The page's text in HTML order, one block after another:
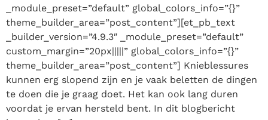
_module_preset=”default” global_colors_info=”{}”
theme_builder_area=”post_content”][et_pb_text
_builder_version=”4.9.3″ _module_preset=”default”
custom_margin=”20px|||||” global_colors_info=”{}”
theme_builder_area=”post_content”] Knieblessures
kunnen erg slopend zijn en je vaak beletten de dingen
te doen die je graag doet. Het kan ook lang duren
voordat je ervan hersteld bent. In dit blogbericht